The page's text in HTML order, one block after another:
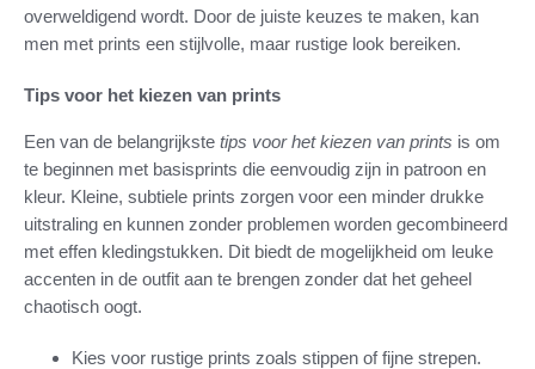
overweldigend wordt. Door de juiste keuzes te maken, kan
men met prints een stijlvolle, maar rustige look bereiken.
Tips voor het kiezen van prints
Een van de belangrijkste tips voor het kiezen van prints is om
te beginnen met basisprints die eenvoudig zijn in patroon en
kleur. Kleine, subtiele prints zorgen voor een minder drukke
uitstraling en kunnen zonder problemen worden gecombineerd
met effen kledingstukken. Dit biedt de mogelijkheid om leuke
accenten in de outfit aan te brengen zonder dat het geheel
chaotisch oogt.
Kies voor rustige prints zoals stippen of fijne strepen.